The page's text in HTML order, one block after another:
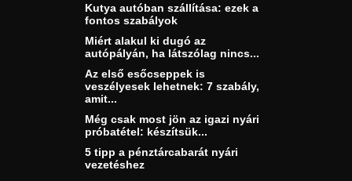
Kutya autóban szállítása: ezek a
fontos szabályok
Miért alakul ki dugó az
autópályán, ha látszólag nincs...
Az első esőcseppek is
veszélyesek lehetnek: 7 szabály,
amit...
Még csak most jön az igazi nyári
próbatétel: készítsük...
5 tipp a pénztárcabarát nyári
vezetéshez